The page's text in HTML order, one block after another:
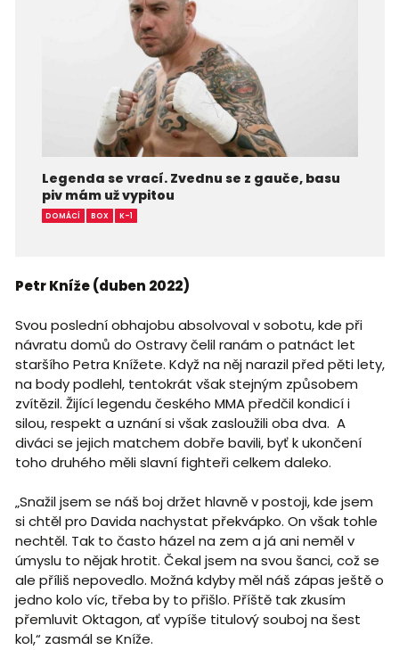
Legenda se vrací. Zvednu se z gauče, basu
piv mám už vypitou
DOMÁCÍ BOX K-1
Petr Kníže (duben 2022)
Svou poslední obhajobu absolvoval v sobotu, kde při
návratu domů do Ostravy čelil ranám o patnáct let
staršího Petra Knížete. Když na něj narazil před pěti lety,
na body podlehl, tentokrát však stejným způsobem
zvítězil. Žijící legendu českého MMA předčil kondicí i
silou, respekt a uznání si však zasloužili oba dva. A
diváci se jejich matchem dobře bavili, byť k ukončení
toho druhého měli slavní fighteři celkem daleko.
„Snažil jsem se náš boj držet hlavně v postoji, kde jsem
si chtěl pro Davida nachystat překvápko. On však tohle
nechtěl. Tak to často házel na zem a já ani neměl v
úmyslu to nějak hrotit. Čekal jsem na svou šanci, což se
ale příliš nepovedlo. Možná kdyby měl náš zápas ještě o
jedno kolo víc, třeba by to přišlo. Příště tak zkusím
přemluvit Oktagon, ať vypíše titulový souboj na šest
kol,“ zasmál se Kníže.